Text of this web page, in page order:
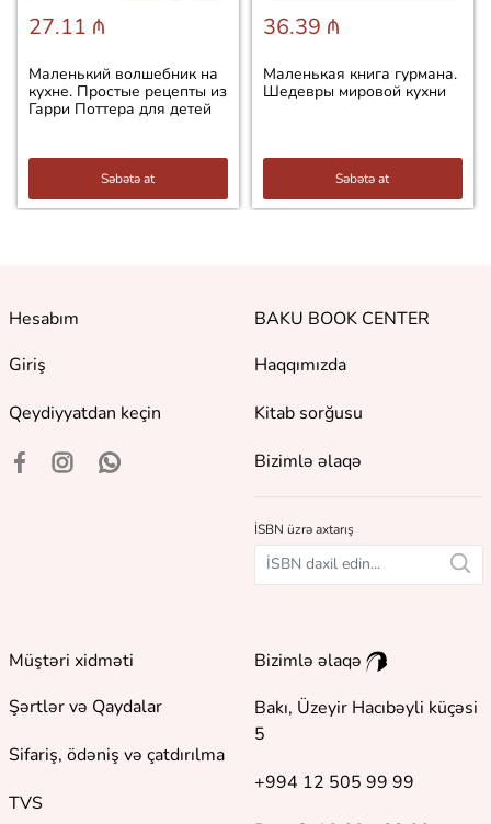
27.11 ₼
Маленький волшебник на
кухне. Простые рецепты из
Гарри Поттера для детей
Səbətə at
36.39 ₼
Маленькая книга гурмана.
Шедевры мировой кухни
Səbətə at
Hesabım
Giriş
Qeydiyyatdan keçin
BAKU BOOK CENTER
Haqqımızda
Kitab sorğusu
Bizimlə əlaqə
İSBN üzrə axtarış
Müştəri xidməti
Şərtlər və Qaydalar
Sifariş, ödəniş və çatdırılma
TVS
Bizimlə əlaqə
Bakı, Üzeyir Hacıbəyli küçəsi
5
+994 12 505 99 99